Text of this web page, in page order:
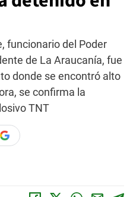
funcionario del Poder
de La Araucanía, fue
donde se encontró alto
se confirma la
TNT